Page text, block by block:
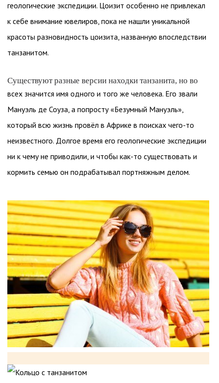
геологические экспедиции. Цоизит особенно не привлекал
к себе внимание ювелиров, пока не нашли уникальной
красоты разновидность цоизита, названную впоследствии
танзанитом.
Существуют разные версии находки танзанита, но во
всех значится имя одного и того же человека. Его звали
Мануэль де Соуза, а попросту «Безумный Мануэль»,
который всю жизнь провёл в Африке в поисках чего-то
неизвестного. Долгое время его геологические экспедиции
ни к чему не приводили, и чтобы как-то существовать и
кормить семью он подрабатывал портняжным делом.